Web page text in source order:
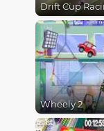
Drift Cup
Wheely 2